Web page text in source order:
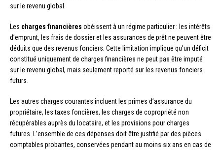
sur le revenu global.
Les charges financières obéissent à un régime particulier : les intérêts
d’emprunt, les frais de dossier et les assurances de prêt ne peuvent être
déduits que des revenus fonciers. Cette limitation implique qu’un déficit
constitué uniquement de charges financières ne peut pas être imputé
sur le revenu global, mais seulement reporté sur les revenus fonciers
futurs.
Les autres charges courantes incluent les primes d’assurance du
propriétaire, les taxes foncières, les charges de copropriété non
récupérables auprès du locataire, et les provisions pour charges
futures. L’ensemble de ces dépenses doit être justifié par des pièces
comptables probantes, conservées pendant au moins six ans en cas de